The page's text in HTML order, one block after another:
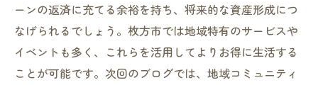
ーンの返済に充てる余裕を持ち、将来的な資産形成につ
なげられるでしょう。枚方市では地域特有のサービスや
イベントも多く、これらを活用してよりお得に生活する
ことが可能です。次回のブログでは、地域コミュニティ